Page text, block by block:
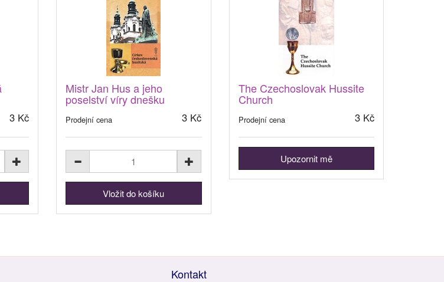
3 Kč
Mistr Jan Hus a jeho
poselství víry dnešku
Prodejní cena 3 Kč
The Czechoslovak Hussite
Church
Prodejní cena 3 Kč
Upozornit mě
Kontakt